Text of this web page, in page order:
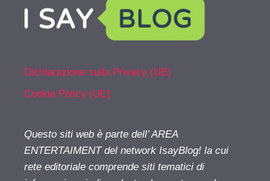
Dichiarazione sulla Privacy (UE)
Cookie Policy (UE)
Questo siti web è parte dell’ AREA
ENTERTAIMENT del network IsayBlog! la cui
rete editoriale comprende siti tematici di